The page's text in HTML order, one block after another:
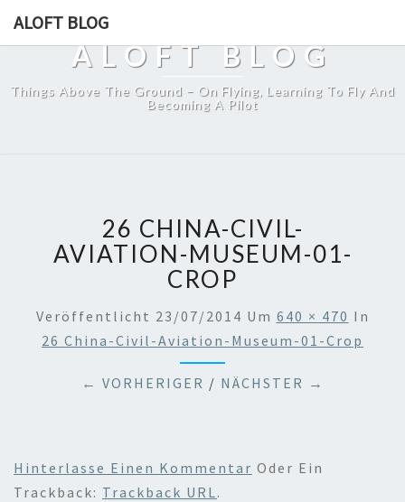
ALOFT BLOG
ALOFT BLOG
Things Above The Ground – On Flying, Learning To Fly And
Becoming A Pilot
26 CHINA-CIVIL-
AVIATION-MUSEUM-01-
CROP
Veröffentlicht 23/07/2014 Um 640 × 470 In
26 China-Civil-Aviation-Museum-01-Crop
← VORHERIGER / NÄCHSTER →
Hinterlasse Einen Kommentar Oder Ein
Trackback: Trackback URL.